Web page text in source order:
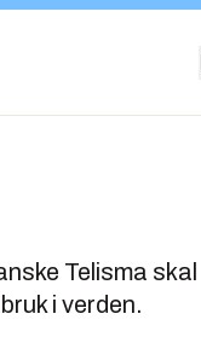
Telisma skal
i verden.